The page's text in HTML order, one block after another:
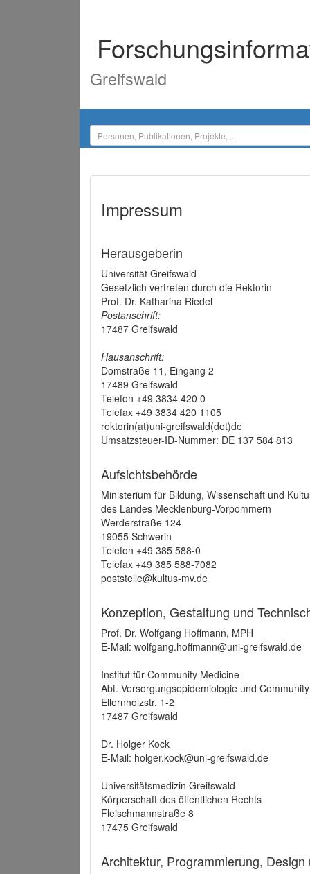
Greifswald
Impressum
Herausgeberin
Universität Greifswald
Gesetzlich vertreten durch die Rektorin
Prof. Dr. Katharina Riedel
Postanschrift:
17487 Greifswald
Hausanschrift:
Domstraße 11, Eingang 2
17489 Greifswald
Telefon +49 3834 420 0
Telefax +49 3834 420 1105
rektorin(at)uni-greifswald(dot)de
Umsatzsteuer-ID-Nummer: DE 137 584 813
Aufsichtsbehörde
Ministerium für Bildung, Wissenschaft und
des Landes Mecklenburg-Vorpommern
Werderstraße 124
19055 Schwerin
Telefon +49 385 588-0
Telefax +49 385 588-7082
poststelle@kultus-mv.de
Konzeption, Gestaltung und
Prof. Dr. Wolfgang Hoffmann, MPH
E-Mail: wolfgang.hoffmann@uni-greifswald.de
Institut für Community Medicine
Abt. Versorgungsepidemiologie und
Ellernholzstr. 1-2
17487 Greifswald
Dr. Holger Kock
E-Mail: holger.kock@uni-greifswald.de
Universitätsmedizin Greifswald
Körperschaft des öffentlichen Rechts
Fleischmannstraße 8
17475 Greifswald
Architektur, Programmierung,